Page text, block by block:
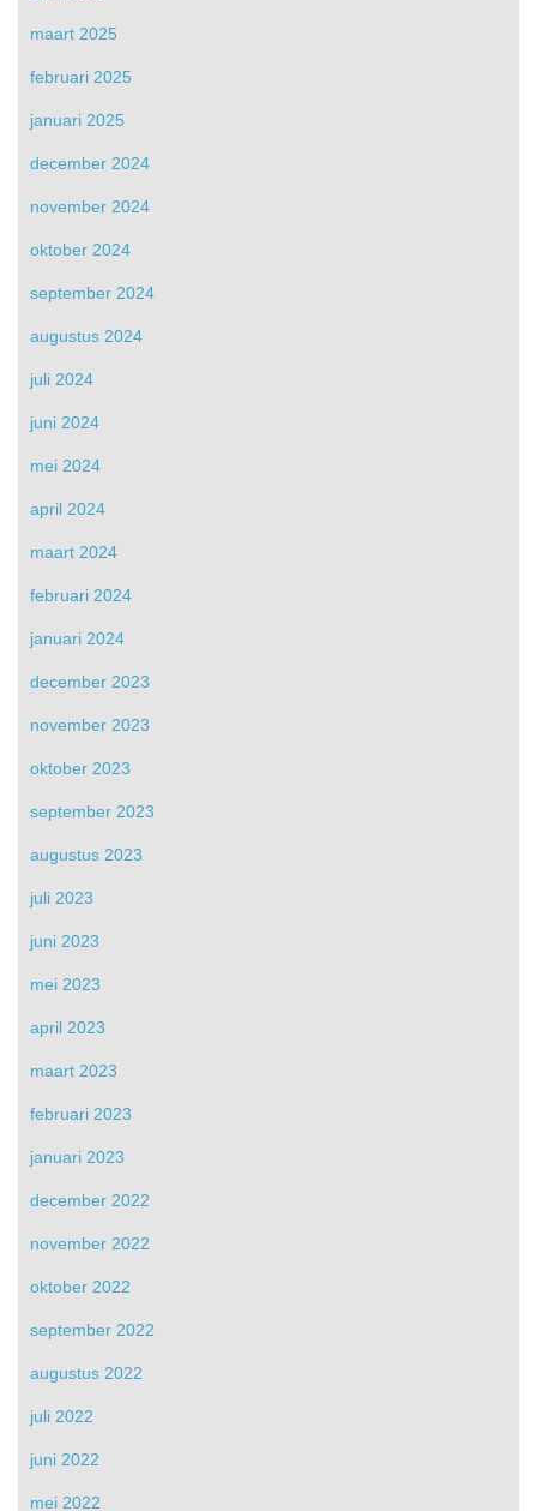
maart 2025
februari 2025
januari 2025
december 2024
november 2024
oktober 2024
september 2024
augustus 2024
juli 2024
juni 2024
mei 2024
april 2024
maart 2024
februari 2024
januari 2024
december 2023
november 2023
oktober 2023
september 2023
augustus 2023
juli 2023
juni 2023
mei 2023
april 2023
maart 2023
februari 2023
januari 2023
december 2022
november 2022
oktober 2022
september 2022
augustus 2022
juli 2022
juni 2022
mei 2022